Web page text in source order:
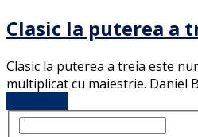
Clasic la puterea a
Clasic la puterea a treia este
multiplicat cu maiestrie. Daniel